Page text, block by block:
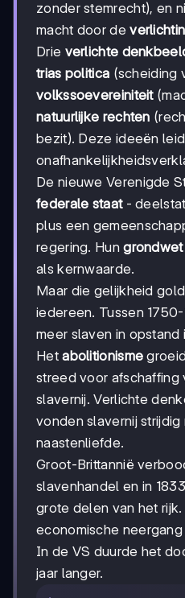
zonder stemrecht), en
macht door de
Drie verlichte
trias politica (scheiding
volkssoevereiniteit
natuurlijke rechten
bezit). Deze ideeën
De nieuwe Verenigde
federale staat-
plus een
regering. Hungrondwet
als kernwaarde.
Maar die gelijkheid
iedereen. Tussen
meer slaven in
Hetabolitionisme
streed voor afschaffing
slavernij. Verlichte
vonden slavernij
naastenliefde.
Groot-Brittannië
slavenhandel en in
grote delen van het
economische
In de VS duurde het
jaar langer.